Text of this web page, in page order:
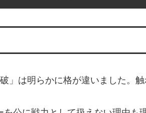
」は明らかに格が違いました。